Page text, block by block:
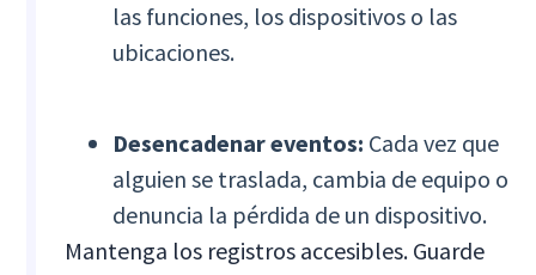
las funciones, los dispositivos o las
ubicaciones.
Desencadenar eventos: Cada vez que
alguien se traslada, cambia de equipo o
denuncia la pérdida de un dispositivo.
Mantenga los registros accesibles. Guarde